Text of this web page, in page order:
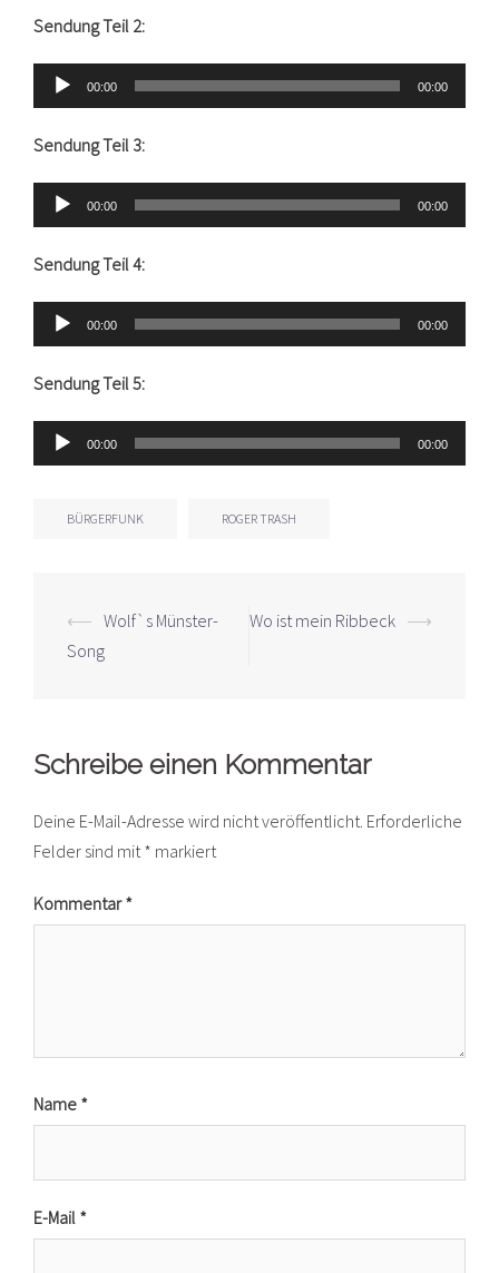
Sendung Teil 2:
Audio-
Player
00:00 00:00
Sendung Teil 3:
Audio-
Player
00:00 00:00
Sendung Teil 4:
Audio-
Player
00:00 00:00
Sendung Teil 5:
Audio-
Player
00:00 00:00
BÜRGERFUNK ROGER TRASH
Beitrags-
Navigation
⟵ Wolf`s Münster-
Song
Wo ist mein Ribbeck ⟶
Schreibe einen Kommentar
Deine E-Mail-Adresse wird nicht veröffentlicht. Erforderliche
Felder sind mit * markiert
Kommentar*
Name *
E-Mail *